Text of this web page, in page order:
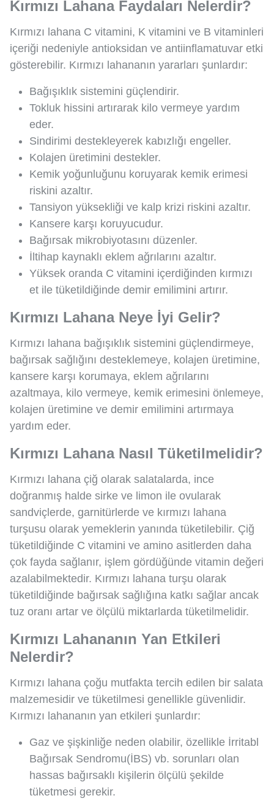
Kırmızı Lahana Faydaları Nelerdir?
Kırmızı lahana C vitamini, K vitamini ve B vitaminleri
içeriği nedeniyle antioksidan ve antiinflamatuvar etki
gösterebilir. Kırmızı lahananın yararları şunlardır:
Bağışıklık sistemini güçlendirir.
Tokluk hissini artırarak kilo vermeye yardım
eder.
Sindirimi destekleyerek kabızlığı engeller.
Kolajen üretimini destekler.
Kemik yoğunluğunu koruyarak kemik erimesi
riskini azaltır.
Tansiyon yüksekliği ve kalp krizi riskini azaltır.
Kansere karşı koruyucudur.
Bağırsak mikrobiyotasını düzenler.
İltihap kaynaklı eklem ağrılarını azaltır.
Yüksek oranda C vitamini içerdiğinden kırmızı
et ile tüketildiğinde demir emilimini artırır.
Kırmızı Lahana Neye İyi Gelir?
Kırmızı lahana bağışıklık sistemini güçlendirmeye,
bağırsak sağlığını desteklemeye, kolajen üretimine,
kansere karşı korumaya, eklem ağrılarını
azaltmaya, kilo vermeye, kemik erimesini önlemeye,
kolajen üretimine ve demir emilimini artırmaya
yardım eder.
Kırmızı Lahana Nasıl Tüketilmelidir?
Kırmızı lahana çiğ olarak salatalarda, ince
doğranmış halde sirke ve limon ile ovularak
sandviçlerde, garnitürlerde ve kırmızı lahana
turşusu olarak yemeklerin yanında tüketilebilir. Çiğ
tüketildiğinde C vitamini ve amino asitlerden daha
çok fayda sağlanır, işlem gördüğünde vitamin değeri
azalabilmektedir. Kırmızı lahana turşu olarak
tüketildiğinde bağırsak sağlığına katkı sağlar ancak
tuz oranı artar ve ölçülü miktarlarda tüketilmelidir.
Kırmızı Lahananın Yan Etkileri
Nelerdir?
Kırmızı lahana çoğu mutfakta tercih edilen bir salata
malzemesidir ve tüketilmesi genellikle güvenlidir.
Kırmızı lahananın yan etkileri şunlardır:
Gaz ve şişkinliğe neden olabilir, özellikle İrritabl
Bağırsak Sendromu(İBS) vb. sorunları olan
hassas bağırsaklı kişilerin ölçülü şekilde
tüketmesi gerekir.